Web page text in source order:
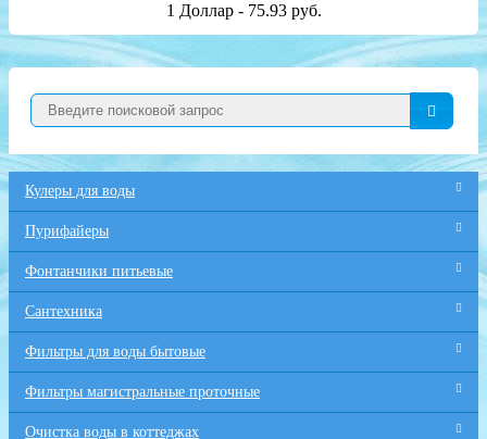
1 Доллар - 75.93 руб.
Кулеры для воды
Пурифайеры
Фонтанчики питьевые
Сантехника
Фильтры для воды бытовые
Фильтры магистральные проточные
Очистка воды в коттеджах